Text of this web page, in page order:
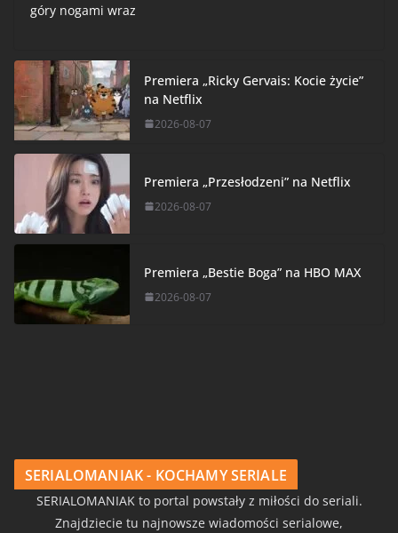
góry nogami wraz
Premiera „Ricky Gervais: Kocie życie”
na Netflix
2026-08-07
Premiera „Przesłodzeni” na Netflix
2026-08-07
Premiera „Bestie Boga” na HBO MAX
2026-08-07
SERIALOMANIAK - KOCHAMY SERIALE
SERIALOMANIAK to portal powstały z miłości do seriali.
Znajdziecie tu najnowsze wiadomości serialowe,